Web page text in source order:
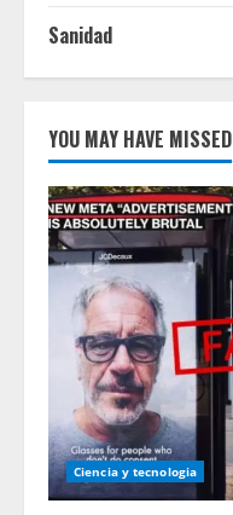
Sanidad
YOU MAY HAVE MISSED
Ciencia y tecnologia